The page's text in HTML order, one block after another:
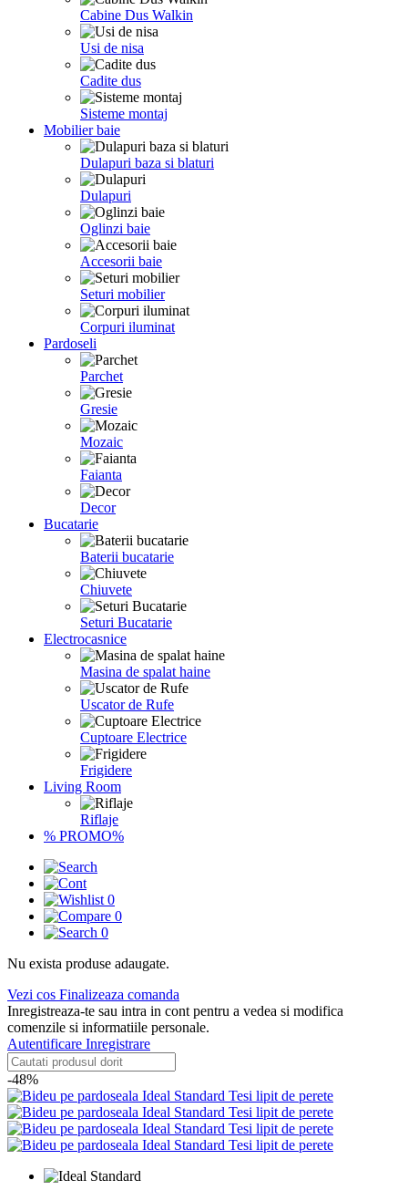
Cabine Dus Walkin
Usi de nisa
Cadite dus
Sisteme montaj
Mobilier baie
Dulapuri baza si blaturi
Dulapuri
Oglinzi baie
Accesorii baie
Seturi mobilier
Corpuri iluminat
Pardoseli
Parchet
Gresie
Mozaic
Faianta
Decor
Bucatarie
Baterii bucatarie
Chiuvete
Seturi Bucatarie
Electrocasnice
Masina de spalat haine
Uscator de Rufe
Cuptoare Electrice
Frigidere
Living Room
Riflaje
% PROMO%
0
0
0
Nu exista produse adaugate.
Vezi cos Finalizeaza comanda
Inregistreaza-te sau intra in cont pentru a vedea si modifica
comenzile si informatiile personale.
Autentificare Inregistrare
-48%